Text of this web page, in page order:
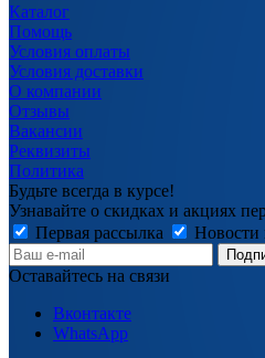
Каталог
Помощь
Условия оплаты
Условия доставки
О компании
Отзывы
Вакансии
Реквизиты
Политика
Будьте всегда в курсе!
Узнавайте о скидках и акциях
Первая рассылка
Новости
Оставайтесь на связи
Вконтакте
WhatsApp